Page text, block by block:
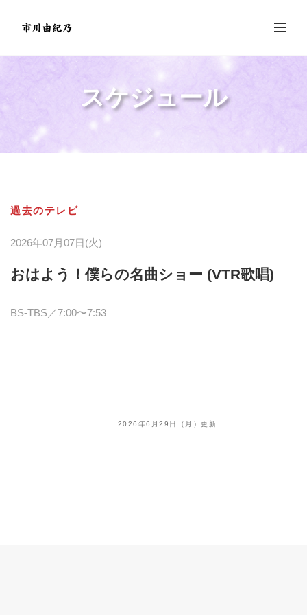
スケジュール
過去のテレビ
2026年07月07日(火)
おはよう！僕らの名曲ショー (VTR歌唱)
BS-TBS／7:00〜7:53
2026年6月29日（月）更新